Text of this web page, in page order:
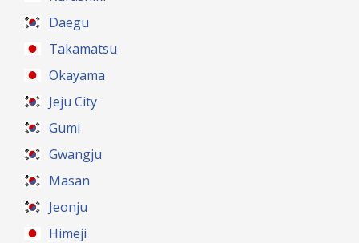
Daegu
Takamatsu
Okayama
Jeju City
Gumi
Gwangju
Masan
Jeonju
Himeji